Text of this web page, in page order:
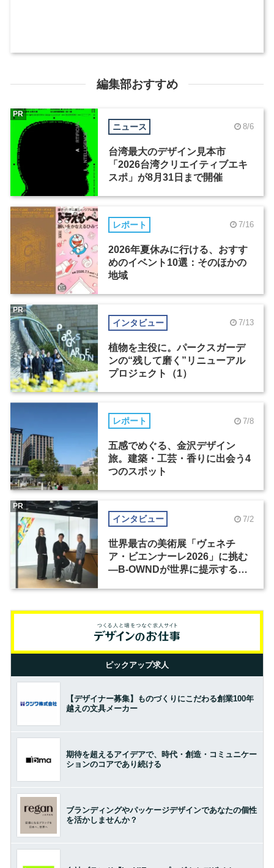
編集部おすすめ
ニュース 8/6
台湾最大のデザイン見本市
「2026台湾クリエイティブエキ
スポ」が8月31日まで開催
PR
レポート 7/16
2026年夏休みに行ける、おすす
めのイベント10選：そのほかの
地域
インタビュー 7/13
植物を主役に。パークスガーデ
ンの“残して磨く”リニューアル
プロジェクト（1）
PR
レポート 7/8
五感でめぐる、金沢デザイン
旅。建築・工芸・香りに出会う4
つのスポット
インタビュー 7/2
世界最古の美術展「ヴェネチ
ア・ビエンナーレ2026」に挑む
―B-OWNDが世界に提示する美
PR
ピックアップ求人
【デザイナー募集】ものづくりにこだわる創業100年
越えの文具メーカー
期待を超えるアイデアで、時代・創造・コミュニケー
ションのコアであり続ける
ブランディングやパッケージデザインであなたの個性
を活かしませんか？